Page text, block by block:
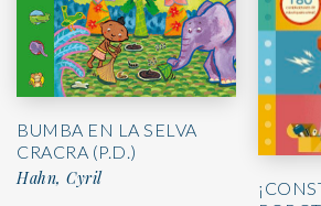
BUMBA EN LA SELVA
CRACRA (P.D.)
Hahn, Cyril